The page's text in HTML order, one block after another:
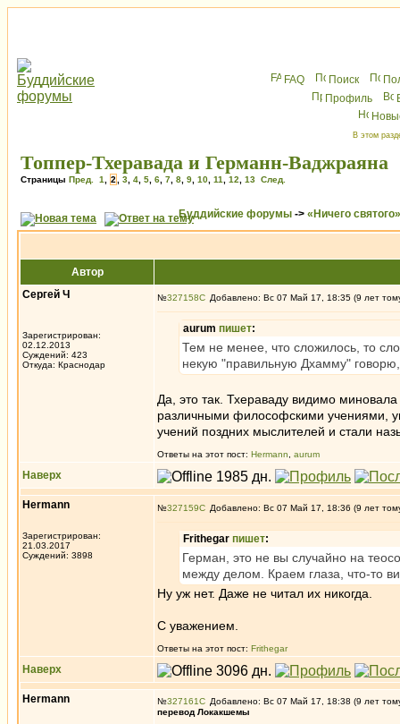
FAQ Поиск
Профиль
В этом
Топпер-Тхеравада и Германн-Ваджраяна
Страницы Пред. 1 2 3 4 5 6 7 8 9 10 11 12 13 След.
Буддийские форумы -> «Ничего святого»
Автор
Сергей Ч
Зарегистрирован:
02.12.2013
Суждений: 423
Откуда: Краснодар
№327158 Добавлено: Вс 07 Май 17, 18:35 (9 лет
aurum пишет:
Тем не менее, что сложилось, то
некую "правильную Дхамму"
Да, это так. Тхераваду видимо
различными философскими учениями,
учений поздних мыслителей и стали
Ответы на этот пост: Hermann aurum
Наверх
Hermann
Зарегистрирован:
21.03.2017
Суждений: 3898
№327159 Добавлено: Вс 07 Май 17, 18:36 (9 лет
Frithegar пишет:
Герман, это не вы случайно на
между делом. Краем глаза, что-то
Ну уж нет. Даже не читал их никогда.
С уважением.
Ответы на этот пост: Frithegar
Наверх
Hermann №327161
Добавлено: Вс 07 Май 17, 18:38 (9 лет
перевод Локакшемы